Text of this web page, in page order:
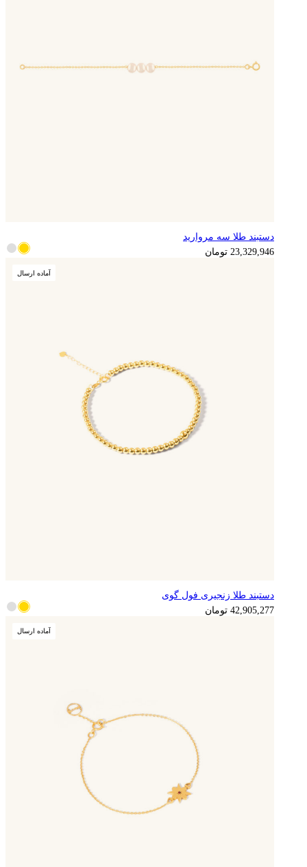
دستبند طلا سه مروارید
23,329,946 تومان
آماده ارسال
10,726,319 تومان
دستبند طلا زنجیری فول گوی
42,905,277 تومان
آماده ارسال